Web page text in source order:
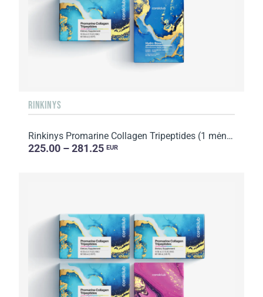
RINKINYS
Rinkinys Promarine Collagen Tripeptides (1 mėnesio kursas) + Hydro Boost Biocellulose Facial Mask (...
225.00 – 281.25 EUR